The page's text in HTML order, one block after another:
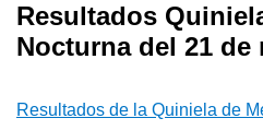
Resultados
Nocturna del 21 de
Resultados de la Quiniela de